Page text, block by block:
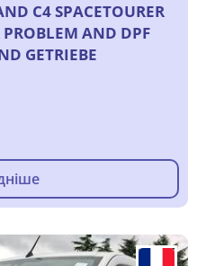
C4 SPACETOURER
AND DPF
GETRIEBE